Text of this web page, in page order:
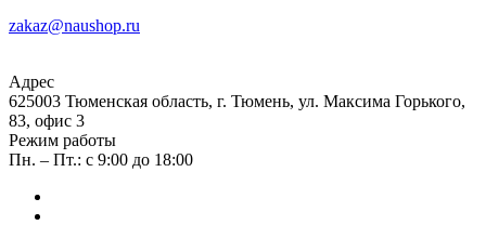
zakaz@naushop.ru
Адрес
625003 Тюменская область, г. Тюмень, ул. Максима Горького,
83, офис 3
Режим работы
Пн. – Пт.: с 9:00 до 18:00